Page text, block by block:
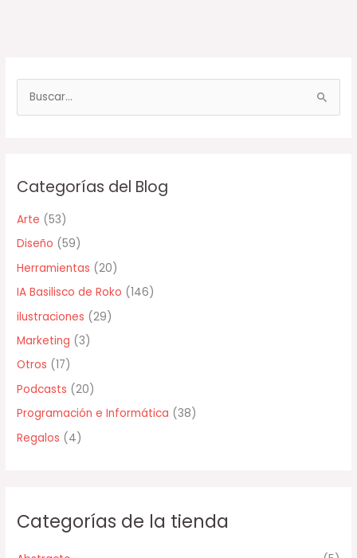
a
o
r
:
Categorías del Blog
Arte (53)
Diseño (59)
Herramientas (20)
IA Basilisco de Roko (146)
ilustraciones (29)
Marketing (3)
Otros (17)
Podcasts (20)
Programación e Informática (38)
Regalos (4)
Categorías de la tienda